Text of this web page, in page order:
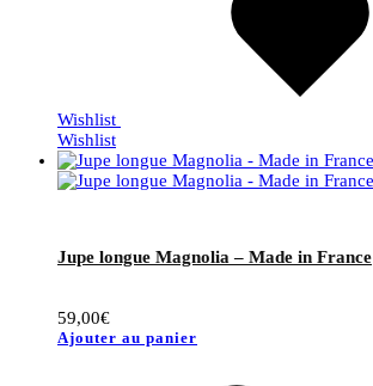
Wishlist
Wishlist
Jupe longue Magnolia – Made in France
59,00€
Ajouter au panier